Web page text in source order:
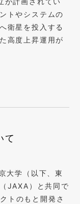
トやシステムの
衛星を投入する
高度上昇運用が
て
大学（以下、東
JAXA）と共同で
トのもと開発さ